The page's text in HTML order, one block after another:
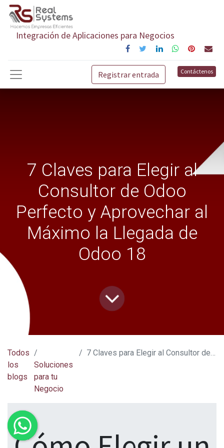
Integración de Aplicaciones para Negocios
Registrar entrada Contáctenos
7 Claves para Elegir al
Consultor de Odoo
Perfecto y Aprovechar al
Máximo la Llegada de
Odoo 18
Todos
los
blogs
Soluciones
para tu
Negocio
7 Claves para Elegir al Consultor de Odoo Perfecto y Aprovechar al Máximo la Llegada de Odoo 18